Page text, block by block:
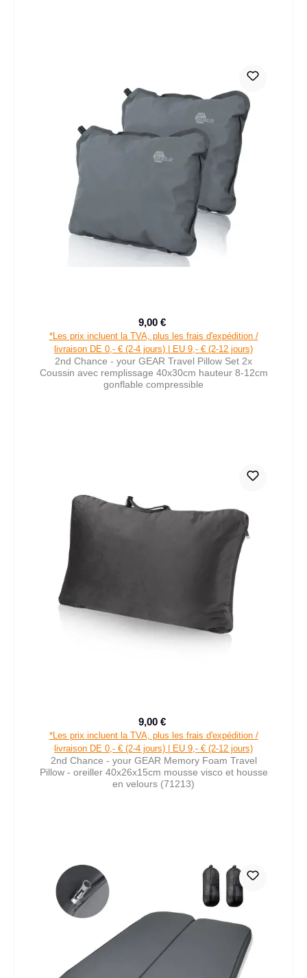
Prix de vente :
9,00 €
*Les prix incluent la TVA, plus les frais d'expédition /
livraison DE 0,- € (2-4 jours) | EU 9,- € (2-12 jours)
2nd Chance - your GEAR Travel Pillow Set 2x
Coussin avec remplissage 40x30cm hauteur 8-12cm
gonflable compressible
Prix de vente :
9,00 €
*Les prix incluent la TVA, plus les frais d'expédition /
livraison DE 0,- € (2-4 jours) | EU 9,- € (2-12 jours)
2nd Chance - your GEAR Memory Foam Travel
Pillow - oreiller 40x26x15cm mousse visco et housse
en velours (71213)